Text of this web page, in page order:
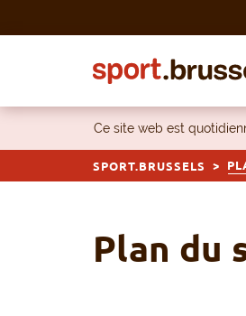
Ce site web est
SPORT.BRUSSELS
Plan du